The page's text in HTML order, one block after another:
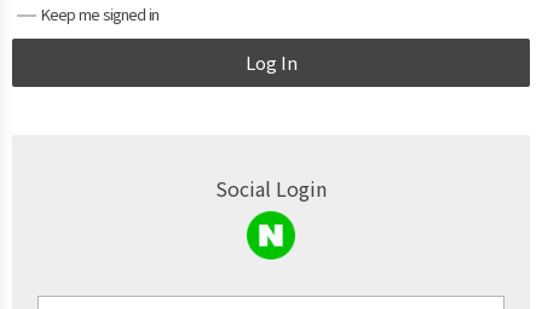
Keep me signed in
Log In
Social Login